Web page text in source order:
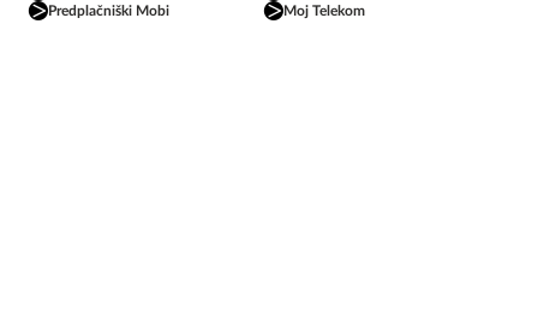
Predplačniški Mobi
Moj Telekom